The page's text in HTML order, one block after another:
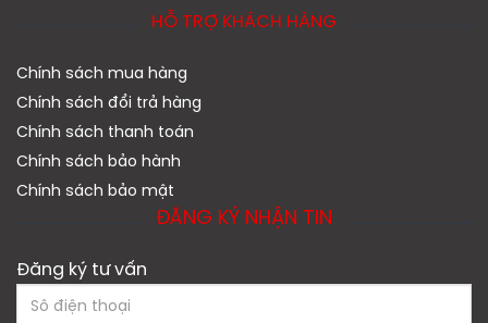
HỖ TRỢ KHÁCH HÀNG
Chính sách mua hàng
Chính sách đổi trả hàng
Chính sách thanh toán
Chính sách bảo hành
Chính sách bảo mật
ĐĂNG KÝ NHẬN TIN
Đăng ký tư vấn